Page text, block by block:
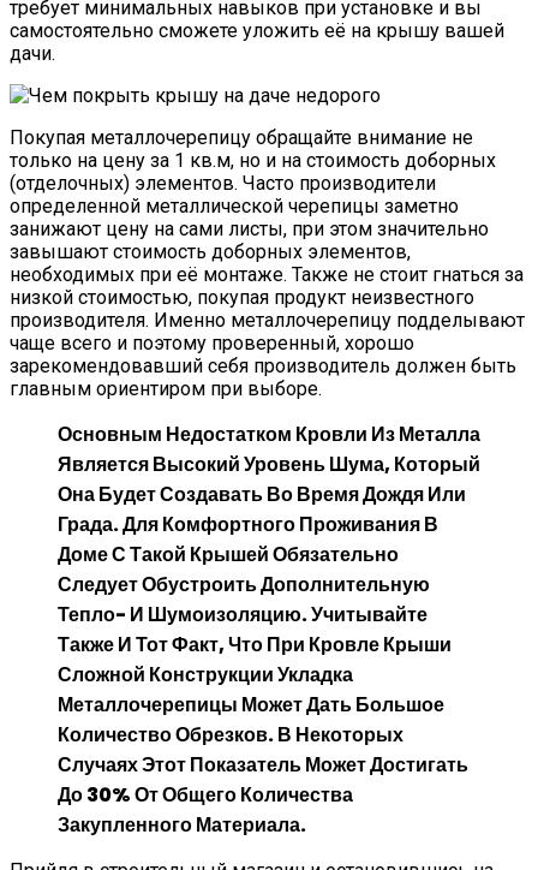
требует минимальных навыков при установке и вы
самостоятельно сможете уложить её на крышу вашей
дачи.
Покупая металлочерепицу обращайте внимание не
только на цену за 1 кв.м, но и на стоимость доборных
(отделочных) элементов. Часто производители
определенной металлической черепицы заметно
занижают цену на сами листы, при этом значительно
завышают стоимость доборных элементов,
необходимых при её монтаже. Также не стоит гнаться за
низкой стоимостью, покупая продукт неизвестного
производителя. Именно металлочерепицу подделывают
чаще всего и поэтому проверенный, хорошо
зарекомендовавший себя производитель должен быть
главным ориентиром при выборе.
Основным Недостатком Кровли Из Металла
Является Высокий Уровень Шума, Который
Она Будет Создавать Во Время Дождя Или
Града. Для Комфортного Проживания В
Доме С Такой Крышей Обязательно
Следует Обустроить Дополнительную
Тепло- И Шумоизоляцию. Учитывайте
Также И Тот Факт, Что При Кровле Крыши
Сложной Конструкции Укладка
Металлочерепицы Может Дать Большое
Количество Обрезков. В Некоторых
Случаях Этот Показатель Может Достигать
До 30% От Общего Количества
Закупленного Материала.